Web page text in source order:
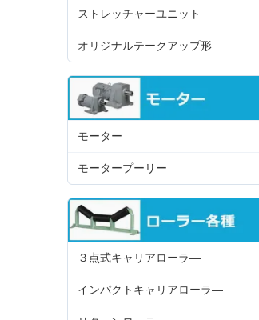
ストレッチャーユニット
オリジナルテークアップ形
モーター
モータープーリー
３点式キャリアローラ―
インパクトキャリアローラ―